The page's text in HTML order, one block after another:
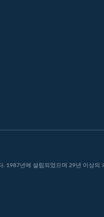
1987년에 설립되었으며 29년 이상의